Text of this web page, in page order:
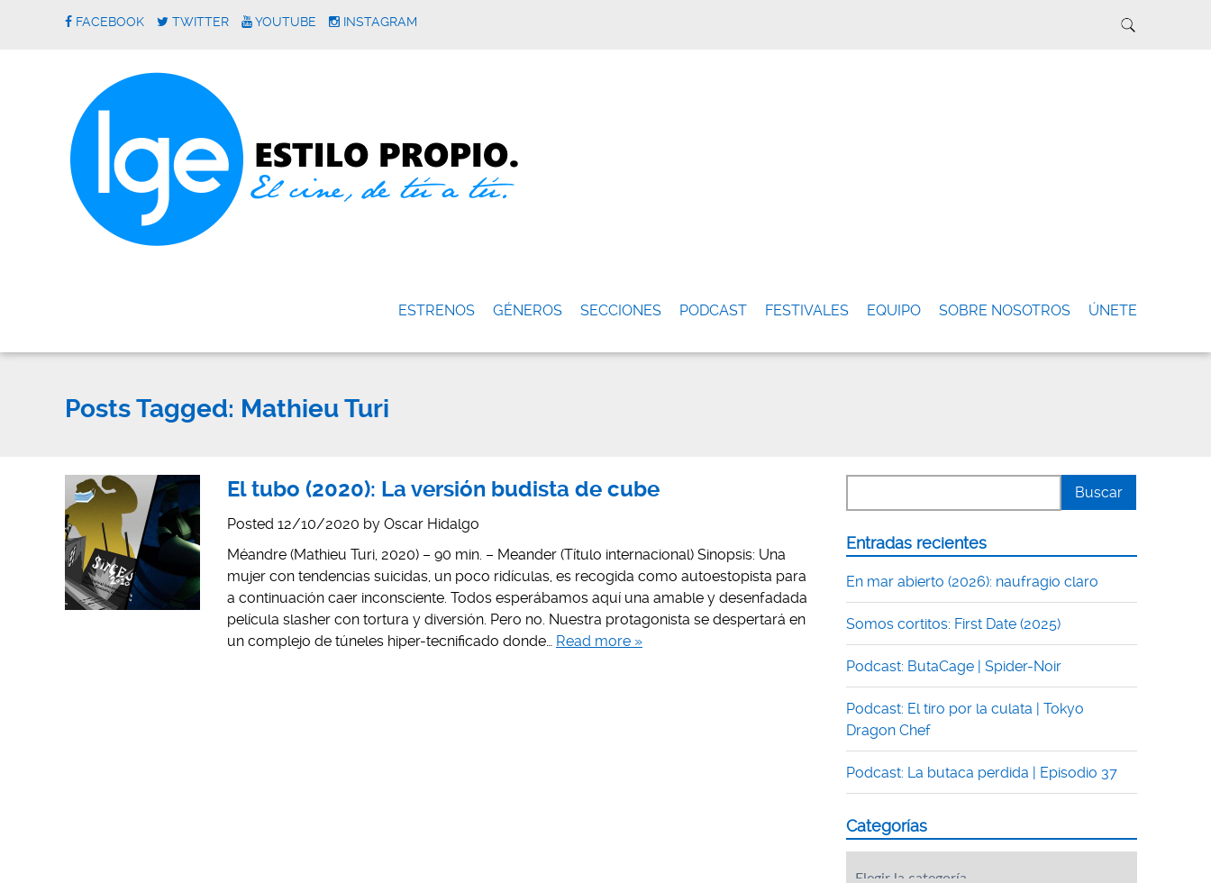
FACEBOOK TWITTER YOUTUBE INSTAGRAM
ESTRENOS GÉNEROS SECCIONES PODCAST FESTIVALES EQUIPO SOBRE NOSOTROS ÚNETE
Posts Tagged: Mathieu Turi
El tubo (2020): La versión budista de cube
Posted 12/10/2020 by Oscar Hidalgo
Méandre (Mathieu Turi, 2020) – 90 min. – Meander (Título internacional) Sinopsis: Una
mujer con tendencias suicidas, un poco ridículas, es recogida como autoestopista para
a continuación caer inconsciente. Todos esperábamos aquí una amable y desenfadada
película slasher con tortura y diversión. Pero no. Nuestra protagonista se despertará en
un complejo de túneles hiper-tecnificado donde… Read more »
Entradas recientes
En mar abierto (2026): naufragio claro
Somos cortitos: First Date (2025)
Podcast: ButaCage | Spider-Noir
Podcast: El tiro por la culata | Tokyo
Dragon Chef
Podcast: La butaca perdida | Episodio 37
Categorías